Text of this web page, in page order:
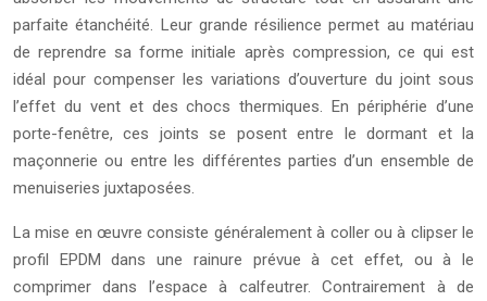
parfaite étanchéité. Leur grande résilience permet au matériau
de reprendre sa forme initiale après compression, ce qui est
idéal pour compenser les variations d’ouverture du joint sous
l’effet du vent et des chocs thermiques. En périphérie d’une
porte-fenêtre, ces joints se posent entre le dormant et la
maçonnerie ou entre les différentes parties d’un ensemble de
menuiseries juxtaposées.
La mise en œuvre consiste généralement à coller ou à clipser le
profil EPDM dans une rainure prévue à cet effet, ou à le
comprimer dans l’espace à calfeutrer. Contrairement à de